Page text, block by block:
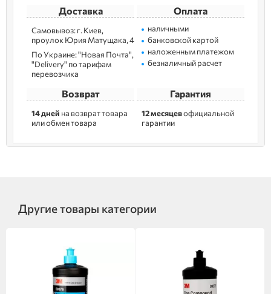
Доставка
Самовывоз: г. Kиев,
пpoулoк Юрия Матущака, 4
По Украине: "Новая Почта",
"Delivery" по тарифам
перевозчика
Оплата
наличными
банковской картой
наложенным платежом
безналичный расчет
Возврат
14 дней на возврат товара
или обмен товара
Гарантия
12 месяцевофициальной
гарантии
Другие товары категории